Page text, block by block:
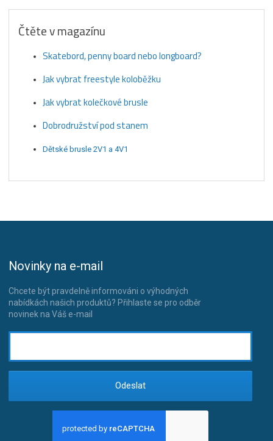
Čtěte v magazínu
Skatebord, penny board nebo longboard?
Jak vybrat freestyle koloběžku
Jak vybrat kolečkové brusle
Dobrodružství pod stanem
Dětské brusle 2V1 a 4V1
Novinky na e-mail
Chcete být pravdelně informováni o výhodných
nabídkách našich produktů? Přihlaste se pro odběr
novinek na Váš e-mail
Odeslat